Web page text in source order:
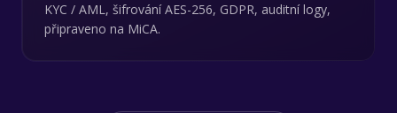
KYC / AML, šifrování AES-256, GDPR, auditní logy,
připraveno na MiCA.